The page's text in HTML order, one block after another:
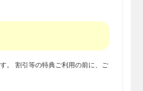
。 割引等の特典ご利用の前に、ご